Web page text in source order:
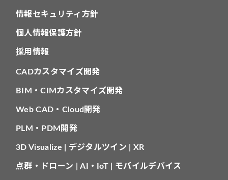
情報セキュリティ方針
個人情報保護方針
採用情報
CADカスタマイズ開発
BIM・CIMカスタマイズ開発
Web CAD・Cloud開発
PLM・PDM開発
3D Visualize | デジタルツイン | XR
点群・ドローン | AI・IoT | モバイルデバイス